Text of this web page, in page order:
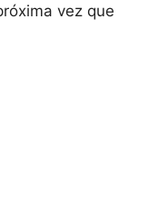
vez que